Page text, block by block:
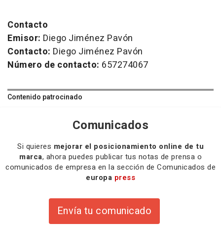
Contacto
Emisor: Diego Jiménez Pavón
Contacto: Diego Jiménez Pavón
Número de contacto: 657274067
Contenido patrocinado
Comunicados
Si quieres mejorar el posicionamiento online de tu
marca, ahora puedes publicar tus notas de prensa o
comunicados de empresa en la sección de Comunicados de
europa press
Envía tu comunicado